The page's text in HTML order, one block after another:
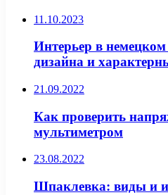
11.10.2023
Интерьер в
дизайна и
21.09.2022
Как проверить
мультиметром
23.08.2022
Шпаклевка: виды и